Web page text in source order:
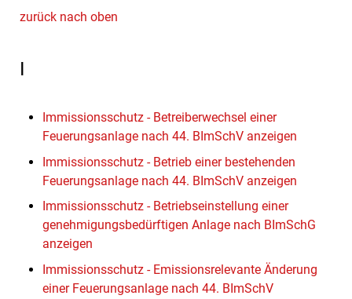
zurück nach oben
I
Immissionsschutz - Betreiberwechsel einer
Feuerungsanlage nach 44. BImSchV anzeigen
Immissionsschutz - Betrieb einer bestehenden
Feuerungsanlage nach 44. BImSchV anzeigen
Immissionsschutz - Betriebseinstellung einer
genehmigungsbedürftigen Anlage nach BImSchG
anzeigen
Immissionsschutz - Emissionsrelevante Änderung
einer Feuerungsanlage nach 44. BImSchV